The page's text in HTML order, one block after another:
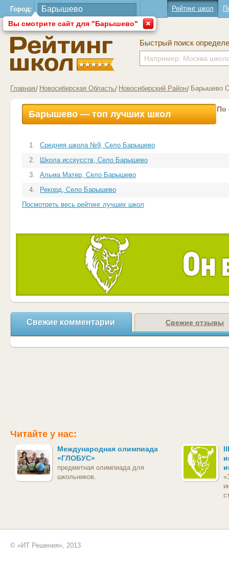
Город:
Вы смотрите сайт для "Барышево"
Рейтинг школ
Быстрый поиск
Главная Новосибирская Область Новосибирский Район Барышево
Барышево — топ лучших школ По
1.
Средняя школа №9, Село Барышево
2.
Школа исскусств, Село Барышево
3.
Альма Матер, Село Барышево
4.
Рекорд, Село Барышево
Посмотреть весь рейтинг лучших школ
Свежие комментарии Свежие отзывы
Читайте у нас:
Международная олимпиада
«ГЛОБУС»
предметная олимпиада для
школьников.
© «ИТ Решения», 2013